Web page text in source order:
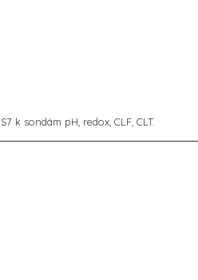
k sondám pH, redox, CLF, CLT.